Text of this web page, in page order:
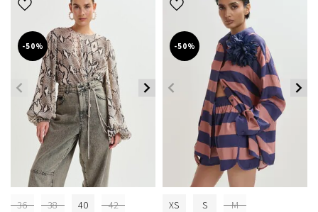
-50%
36 38 40 42
-50%
XS S M